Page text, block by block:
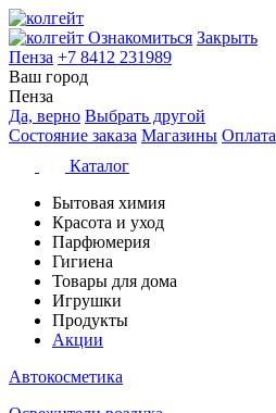
Ознакомиться Закрыть
Пенза +7 8412 231989
Ваш город
Пенза
Да, верно Выбрать другой
Состояние заказа Магазины Оплата
Каталог
Бытовая химия
Красота и уход
Парфюмерия
Гигиена
Товары для дома
Игрушки
Продукты
Акции
Автокосметика